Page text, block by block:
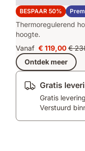
BESPAAR 50%
2 Diamond Kussens
Thermoregulerend
hoogte.
Vanaf Prijs
€ 119,00
€ 119,00
prijs
€
€
Ontdek meer
Gratis
Gratis
Verstuurd